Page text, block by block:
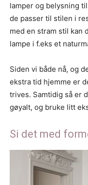
lamper og belysning
de passer til stilen i
med en stram stil kan
lampe i f.eks et
Siden vi både nå, og
ekstra tid hjemme er
trives. Samtidig så er
gøyalt, og bruke litt
Si det med